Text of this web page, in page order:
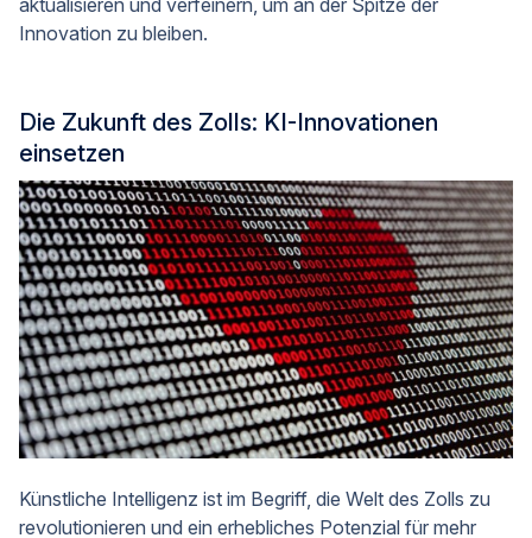
aktualisieren und verfeinern, um an der Spitze der
Innovation zu bleiben.
Die Zukunft des Zolls: KI-Innovationen
einsetzen
Künstliche Intelligenz ist im Begriff, die Welt des Zolls zu
revolutionieren und ein erhebliches Potenzial für mehr